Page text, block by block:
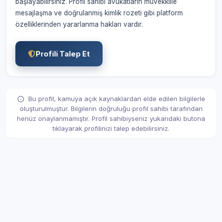
mesajlaşma ve doğrulanmış kimlik rozeti gibi platform
özelliklerinden yararlanma hakları vardır.
Profili Talep Et
Bu profil, kamuya açık kaynaklardan elde edilen bilgilerle
oluşturulmuştur. Bilgilerin doğruluğu profil sahibi tarafından
henüz onaylanmamıştır. Profil sahibiyseniz yukarıdaki butona
tıklayarak profilinizi talep edebilirsiniz.